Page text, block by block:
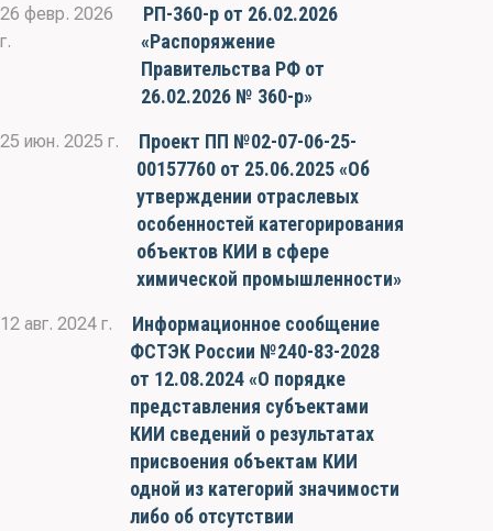
26 февр. 2026
г.
РП-360-р от 26.02.2026
«Распоряжение
Правительства РФ от
26.02.2026 № 360-р»
25 июн. 2025 г.
Проект ПП №02-07-06-25-
00157760 от 25.06.2025 «Об
утверждении отраслевых
особенностей категорирования
объектов КИИ в сфере
химической промышленности»
12 авг. 2024 г.
Информационное сообщение
ФСТЭК России №240-83-2028
от 12.08.2024 «О порядке
представления субъектами
КИИ сведений о результатах
присвоения объектам КИИ
одной из категорий значимости
либо об отсутствии